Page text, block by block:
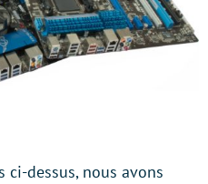
ci-dessus, nous avons